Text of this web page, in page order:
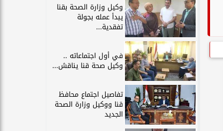
وكيل وزارة الصحة بقنا
يبدأ عمله بجولة
تفقدية...
في أول اجتماعاته ..
وكيل صحة قنا يناقش...
تفاصيل اجتماع محافظ
قنا ووكيل وزارة الصحة
الجديد